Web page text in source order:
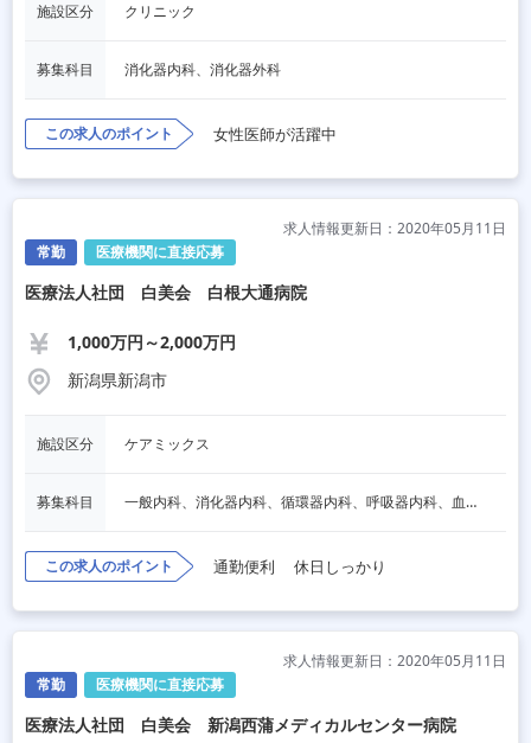
施設区分 クリニック
募集科目 消化器内科、消化器外科
この求人のポイント 女性医師が活躍中
常勤 医療機関に直接応募
求人情報更新日：2020年05月11日
医療法人社団 白美会 白根大通病院
1,000万円～2,000万円
新潟県新潟市
施設区分 ケアミックス
募集科目 一般内科、消化器内科、循環器内科、呼吸器内科、血液内科、心療内科、脳神経内科、内分泌内科、老人内科、一般外科、消化器外科、心臓外科、呼吸器外科、脳神経外科、整形外科、形成外科、リハビリテーション科、小児科、産婦人科、婦人科、精神科、眼科、耳鼻咽喉科、皮膚科、泌尿器科、放射線科、人工透析、麻酔科、美容外科、人間ドック・検診、その他
この求人のポイント 通勤便利 休日しっかり
常勤 医療機関に直接応募
求人情報更新日：2020年05月11日
医療法人社団 白美会 新潟西蒲メディカルセンター病院